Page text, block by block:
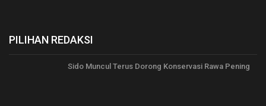
PILIHAN REDAKSI
Sido Muncul Terus Dorong Konservasi Rawa Pening